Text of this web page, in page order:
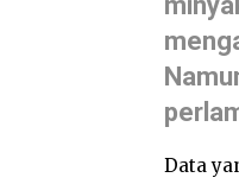
Data